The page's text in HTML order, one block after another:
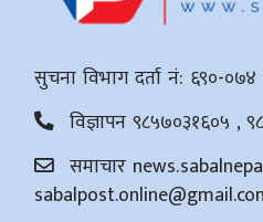
सुचना विभाग दर्ता नं: ६९०-
विज्ञापन ९८५७०३१६०५ ,
समाचार